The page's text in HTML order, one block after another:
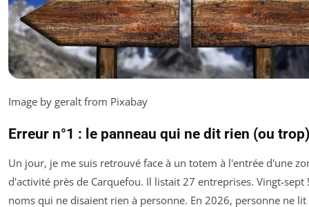
Image by geralt from Pixabay
Erreur n°1 : le panneau qui ne dit rien (ou trop)
Un jour, je me suis retrouvé face à un totem à l'entrée d'une
d'activité près de Carquefou. Il listait 27 entreprises. Vingt-sept
noms qui ne disaient rien à personne. En 2026, personne ne